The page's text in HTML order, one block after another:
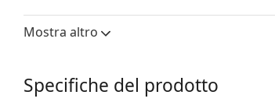
racchiudono completamente la lente
a tutte le lenti, comprese quelle con
da sole. I naselli si adatteranno alla
regolazione dei naselli deve essere
Mostra altro
Specifiche del prodotto